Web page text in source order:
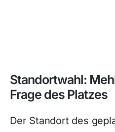
Standortwahl:
Frage des Platzes
Der Standort des